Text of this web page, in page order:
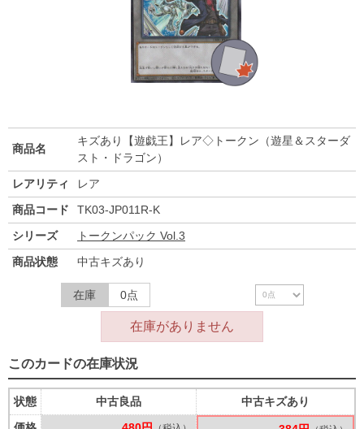
商品名
キズあり【遊戯王】レア◇トークン（遊星＆スターダ
スト・ドラゴン）
レアリティ
レア
商品コード
TK03-JP011R-K
シリーズ
トークンパック Vol.3
商品状態
中古キズあり
在庫 0点
在庫がありません
このカードの在庫状況
状態
中古良品
中古キズあり